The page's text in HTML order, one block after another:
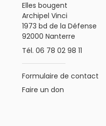
Elles bougent
Archipel Vinci
1973 bd de la Défense
92000 Nanterre
Tél.06 78 02 98 11
Formulaire de contact
Faire un don